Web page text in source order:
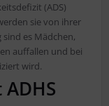
(ADS)
sie von ihrer
es Mädchen,
auffallen und bei
wird.